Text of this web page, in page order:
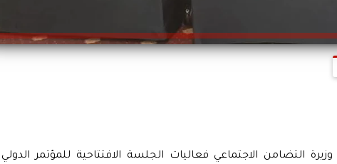
التضامن الاجتماعي فعاليات الجلسة الافتتاحية للمؤتمر الدولي